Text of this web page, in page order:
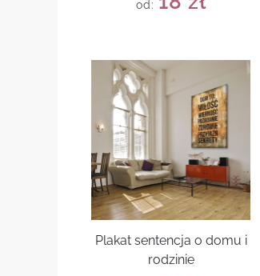
od:
Plakat sentencja o domu i
rodzinie